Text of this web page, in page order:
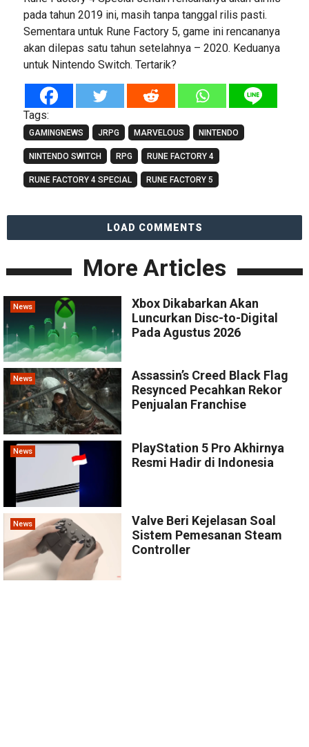
pada tahun 2019 ini, masih tanpa tanggal rilis pasti.
Sementara untuk Rune Factory 5, game ini rencananya
akan dilepas satu tahun setelahnya – 2020. Keduanya
untuk Nintendo Switch. Tertarik?
Tags:
GAMINGNEWS JRPG MARVELOUS NINTENDO
NINTENDO SWITCH RPG RUNE FACTORY 4
RUNE FACTORY 4 SPECIAL RUNE FACTORY 5
LOAD COMMENTS
More Articles
News
Xbox Dikabarkan Akan
Luncurkan Disc-to-Digital
Pada Agustus 2026
News
Assassin’s Creed Black Flag
Resynced Pecahkan Rekor
Penjualan Franchise
News
PlayStation 5 Pro Akhirnya
Resmi Hadir di Indonesia
News
Valve Beri Kejelasan Soal
Sistem Pemesanan Steam
Controller